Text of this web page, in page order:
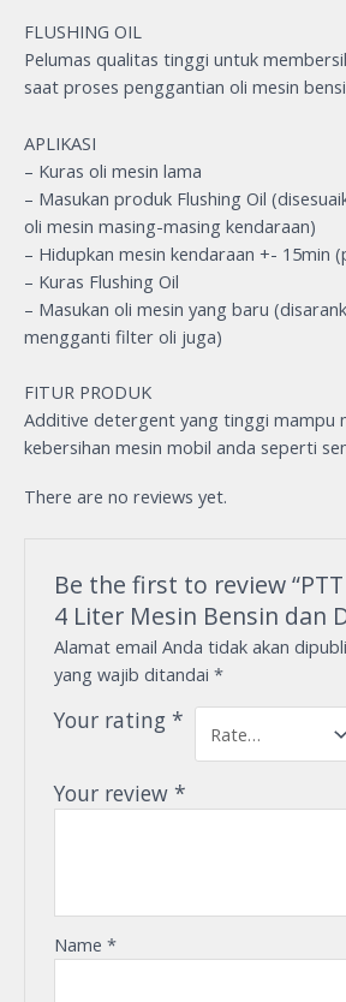
FLUSHING OIL
Pelumas qualitas tinggi untuk
saat proses penggantian oli mesin
APLIKASI
– Kuras oli mesin lama
– Masukan produk Flushing Oil
oli mesin masing-masing kendaraan)
– Hidupkan mesin kendaraan +- 15min
– Kuras Flushing Oil
– Masukan oli mesin yang baru
mengganti filter oli juga)
FITUR PRODUK
Additive detergent yang tinggi mampu
kebersihan mesin mobil anda seperti
There are no reviews yet.
Be the first to review
4 Liter Mesin Bensin dan
Alamat email Anda tidak akan
yang wajib ditandai*
Your rating*
Your review*
Name*